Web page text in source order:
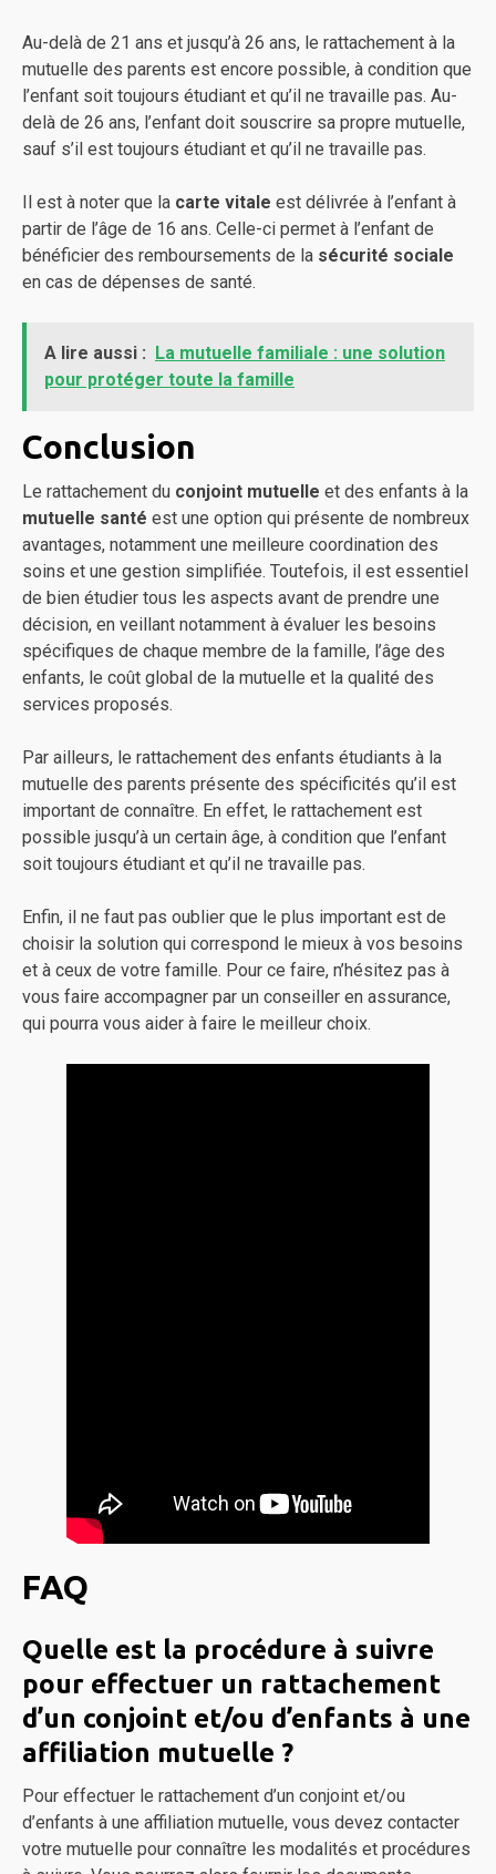
Au-delà de 21 ans et jusqu’à 26 ans, le rattachement à la
mutuelle des parents est encore possible, à condition que
l’enfant soit toujours étudiant et qu’il ne travaille pas. Au-
delà de 26 ans, l’enfant doit souscrire sa propre mutuelle,
sauf s’il est toujours étudiant et qu’il ne travaille pas.
Il est à noter que la carte vitale est délivrée à l’enfant à
partir de l’âge de 16 ans. Celle-ci permet à l’enfant de
bénéficier des remboursements de la sécurité sociale
en cas de dépenses de santé.
A lire aussi :
La mutuelle familiale : une solution
pour protéger toute la famille
Conclusion
Le rattachement du conjoint mutuelle et des enfants à la
mutuelle santé est une option qui présente de nombreux
avantages, notamment une meilleure coordination des
soins et une gestion simplifiée. Toutefois, il est essentiel
de bien étudier tous les aspects avant de prendre une
décision, en veillant notamment à évaluer les besoins
spécifiques de chaque membre de la famille, l’âge des
enfants, le coût global de la mutuelle et la qualité des
services proposés.
Par ailleurs, le rattachement des enfants étudiants à la
mutuelle des parents présente des spécificités qu’il est
important de connaître. En effet, le rattachement est
possible jusqu’à un certain âge, à condition que l’enfant
soit toujours étudiant et qu’il ne travaille pas.
Enfin, il ne faut pas oublier que le plus important est de
choisir la solution qui correspond le mieux à vos besoins
et à ceux de votre famille. Pour ce faire, n’hésitez pas à
vous faire accompagner par un conseiller en assurance,
qui pourra vous aider à faire le meilleur choix.
FAQ
Quelle est la procédure à suivre
pour effectuer un rattachement
d’un conjoint et/ou d’enfants à une
affiliation mutuelle ?
Pour effectuer le rattachement d’un conjoint et/ou
d’enfants à une affiliation mutuelle, vous devez contacter
votre mutuelle pour connaître les modalités et procédures